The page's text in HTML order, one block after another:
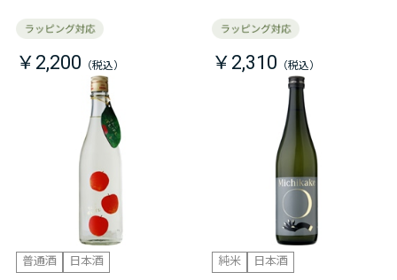
￥2,200 ￥2,310
普通酒
日本酒
純米
日本酒